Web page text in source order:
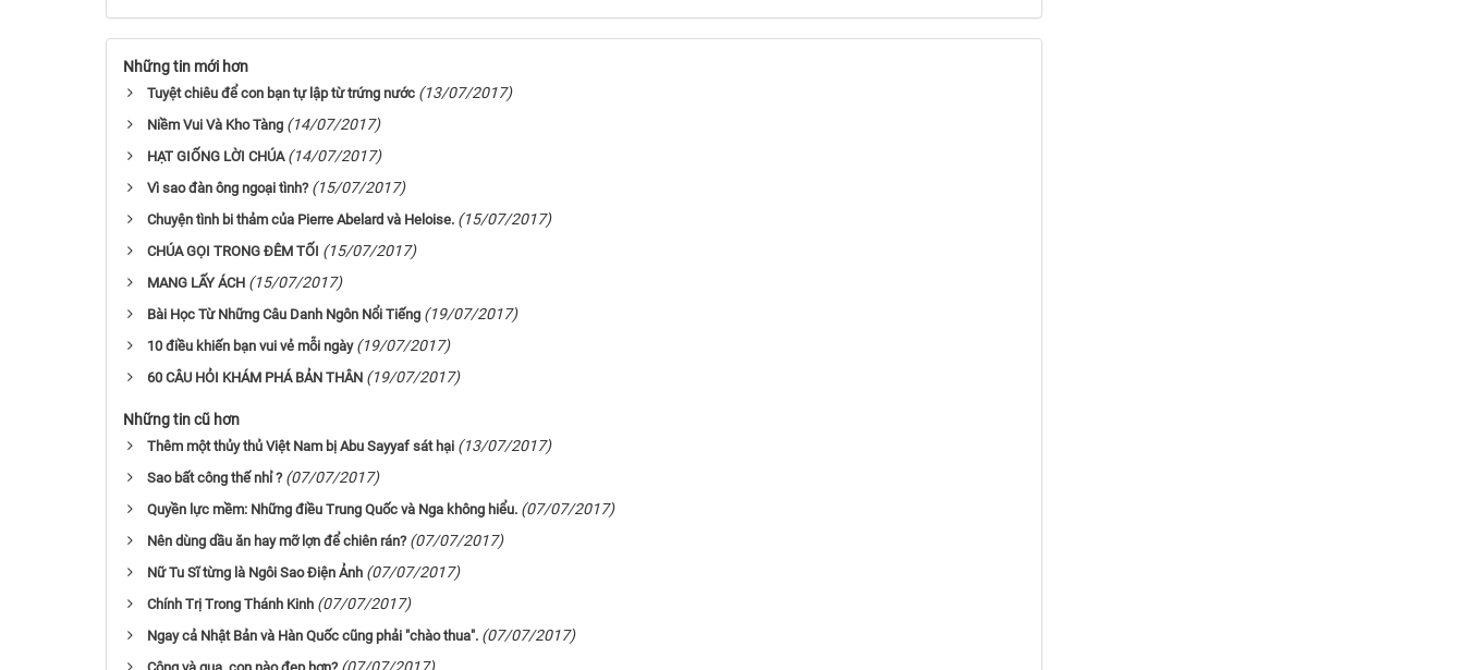
Những tin mới hơn
Tuyệt chiêu để con bạn tự lập từ trứng nước (13/07/2017)
Niềm Vui Và Kho Tàng (14/07/2017)
HẠT GIỐNG LỜI CHÚA (14/07/2017)
Vì sao đàn ông ngoại tình? (15/07/2017)
Chuyện tình bi thảm của Pierre Abelard và Heloise. (15/07/2017)
CHÚA GỌI TRONG ĐÊM TỐI (15/07/2017)
MANG LẤY ÁCH (15/07/2017)
Bài Học Từ Những Câu Danh Ngôn Nổi Tiếng (19/07/2017)
10 điều khiến bạn vui vẻ mỗi ngày (19/07/2017)
60 CÂU HỎI KHÁM PHÁ BẢN THÂN (19/07/2017)
Những tin cũ hơn
Thêm một thủy thủ Việt Nam bị Abu Sayyaf sát hại (13/07/2017)
Sao bất công thế nhỉ ? (07/07/2017)
Quyền lực mềm: Những điều Trung Quốc và Nga không hiểu. (07/07/2017)
Nên dùng dầu ăn hay mỡ lợn để chiên rán? (07/07/2017)
Nữ Tu Sĩ từng là Ngôi Sao Điện Ảnh (07/07/2017)
Chính Trị Trong Thánh Kinh (07/07/2017)
Ngay cả Nhật Bản và Hàn Quốc cũng phải "chào thua". (07/07/2017)